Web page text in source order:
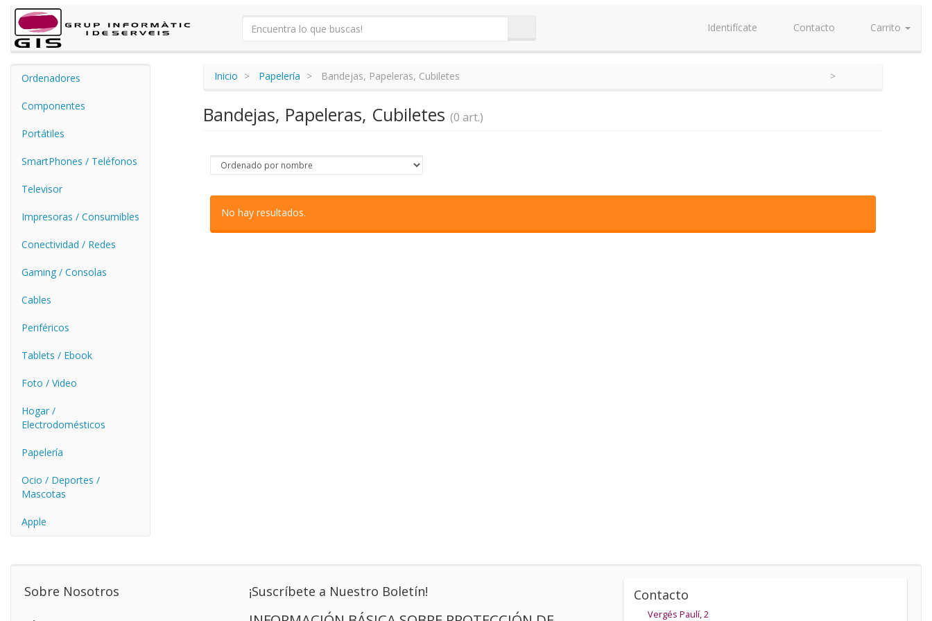
Identifícate Contacto Carrito
Ordenadores
Componentes
Portátiles
SmartPhones / Teléfonos
Televisor
Impresoras / Consumibles
Conectividad / Redes
Gaming / Consolas
Cables
Periféricos
Tablets / Ebook
Foto / Video
Hogar /
Electrodomésticos
Papelería
Ocio / Deportes /
Mascotas
Apple
Inicio Papelería Bandejas, Papeleras, Cubiletes
Bandejas, Papeleras, Cubiletes (0 art.)
No hay resultados.
Sobre Nosotros ¡Suscríbete a Nuestro Boletín! Contacto
Vergés Paulí, 2